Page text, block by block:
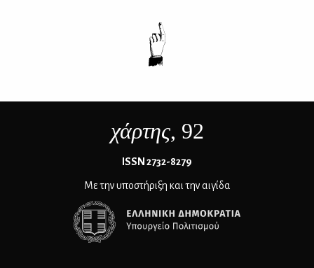
χάρτης, 92
ΙSSN 2732-8279
Με την υποστήριξη και την αιγίδα